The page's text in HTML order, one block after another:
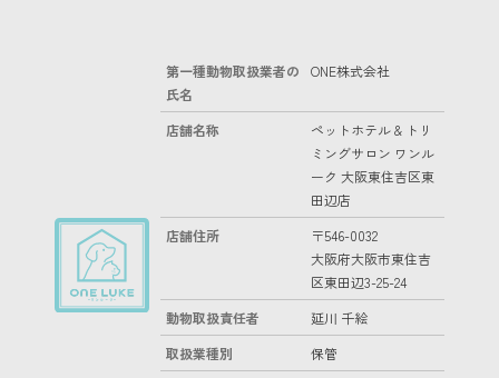
第一種動物取扱業者の
氏名
ONE株式会社
店舗名称
ペットホテル & トリ
ミングサロン ワンル
ーク 大阪東住吉区東
田辺店
店舗住所
〒546-0032
大阪府大阪市東住吉
区東田辺3-25-24
動物取扱責任者
延川 千絵
取扱業種別
保管